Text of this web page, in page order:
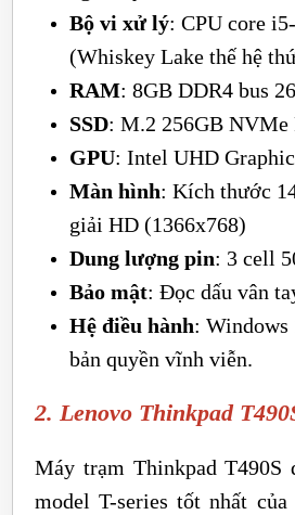
Bộ vi xử lý: CPU core
(Whiskey Lake thế hệ
RAM: 8GB DDR4 bus
SSD: M.2 256GB NVMe
GPU: Intel UHD
Màn hình: Kích thước
giải HD (1366x768)
Dung lượng pin: 3 cell
Bảo mật: Đọc dấu vân
Hệ điều hành: Windows
bản quyền vĩnh viễn.
2. Lenovo Thinkpad
Máy trạm Thinkpad T490S
model T-series tốt nhất